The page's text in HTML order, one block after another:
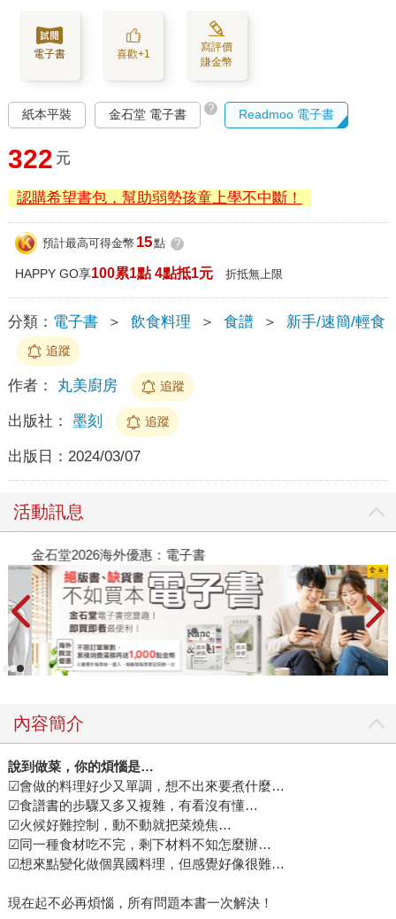
電子書 喜歡+1
寫評價
賺金幣
紙本平裝 金石堂 電子書 ? Readmoo 電子書
322 元
認購希望書包，幫助弱勢孩童上學不中斷！
預計最高可得金幣 15點 ?
HAPPY GO享100累1點 4點抵1元 折抵無上限
分類： 電子書 ＞ 飲食料理 ＞ 食譜 ＞ 新手/速簡/輕食
追蹤
作者： 丸美廚房 追蹤
出版社： 墨刻 追蹤
出版日： 2024/03/07
活動訊息
金石堂2026海外優惠：電子書
內容簡介
說到做菜，你的煩惱是…
☑會做的料理好少又單調，想不出來要煮什麼…
☑食譜書的步驟又多又複雜，有看沒有懂…
☑火候好難控制，動不動就把菜燒焦…
☑同一種食材吃不完，剩下材料不知怎麼辦…
☑想來點變化做個異國料理，但感覺好像很難…
現在起不必再煩惱，所有問題本書一次解決！